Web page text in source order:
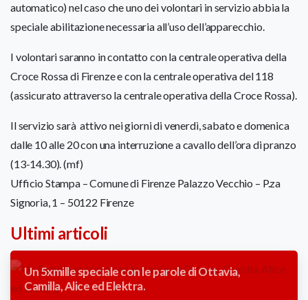
automatico) nel caso che uno dei volontari in servizio abbia la
speciale abilitazione necessaria all’uso dell’apparecchio.
I volontari saranno in contatto con la centrale operativa della
Croce Rossa di Firenze e con la centrale operativa del 118
(assicurato attraverso la centrale operativa della Croce Rossa).
Il servizio sarà attivo nei giorni di venerdì, sabato e domenica
dalle 10 alle 20 con una interruzione a cavallo dell’ora di pranzo
(13-14.30). (mf)
Ufficio Stampa – Comune di Firenze Palazzo Vecchio – P.za
Signoria, 1 – 50122 Firenze
Ultimi articoli
Un 5xmille speciale con le parole di Ottavia,
Camilla, Alice ed Elektra.